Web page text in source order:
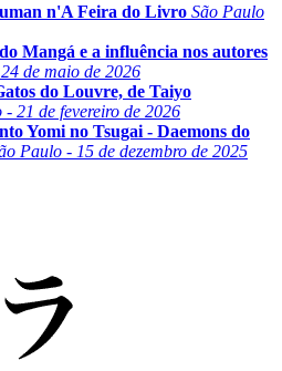
n'A Feira do Livro São Paulo
Mangá e a influência nos autores
de maio de 2026
do Louvre, de Taiyo
- 21 de fevereiro de 2026
Yomi no Tsugai - Daemons do
Paulo - 15 de dezembro de 2025